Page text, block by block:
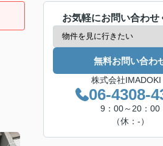
お気軽にお問い合わせ
無料お問い合わ
株式会社
06-4308-
9：00～20：00
（休：-）